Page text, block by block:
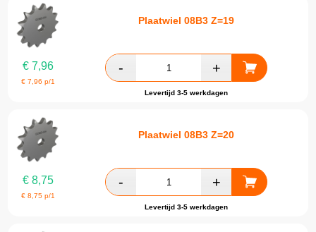
Plaatwiel 08B3 Z=19
€ 7,96
€7,96 p/1
Levertijd 3-5 werkdagen
Plaatwiel 08B3 Z=20
€ 8,75
€8,75 p/1
Levertijd 3-5 werkdagen